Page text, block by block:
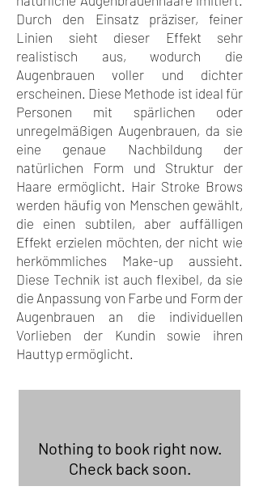
Durch den Einsatz präziser, feiner
Linien sieht dieser Effekt sehr
realistisch aus, wodurch die
Augenbrauen voller und dichter
erscheinen. Diese Methode ist ideal für
Personen mit spärlichen oder
unregelmäßigen Augenbrauen, da sie
eine genaue Nachbildung der
natürlichen Form und Struktur der
Haare ermöglicht. Hair Stroke Brows
werden häufig von Menschen gewählt,
die einen subtilen, aber auffälligen
Effekt erzielen möchten, der nicht wie
herkömmliches Make-up aussieht.
Diese Technik ist auch flexibel, da sie
die Anpassung von Farbe und Form der
Augenbrauen an die individuellen
Vorlieben der Kundin sowie ihren
Hauttyp ermöglicht.
Nothing to book right now.
Check back soon.